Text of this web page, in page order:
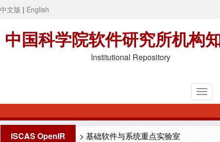
中文版 | English
中国科学院软件研究所机构
Institutional Repository
ISCAS OpenIR > 基础软件与系统重点实验室